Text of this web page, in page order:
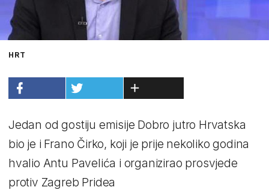
HRT
Jedan od gostiju emisije Dobro jutro Hrvatska
bio je i Frano Čirko, koji je prije nekoliko godina
hvalio Antu Pavelića i organizirao prosvjede
protiv Zagreb Pridea